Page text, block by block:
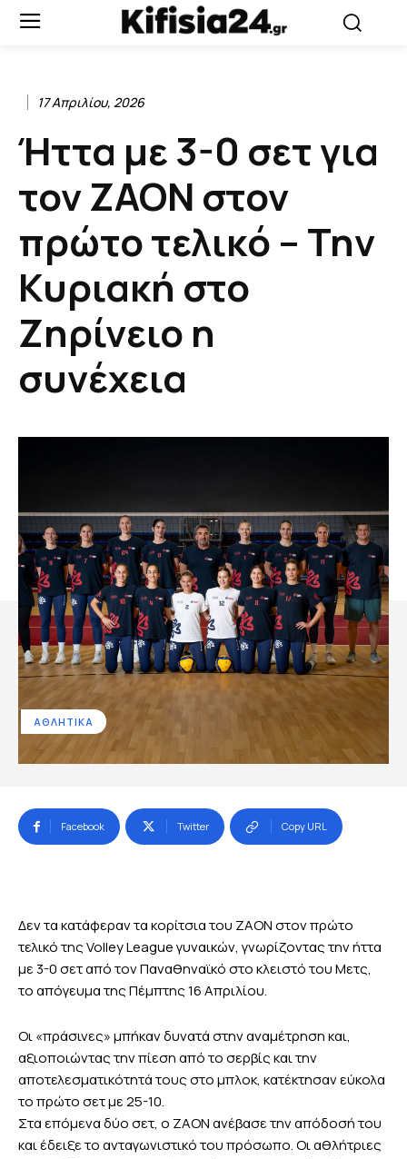
17 Απριλίου, 2026
Ήττα με 3-0 σετ για
τον ΖΑΟΝ στον
πρώτο τελικό – Την
Κυριακή στο
Ζηρίνειο η
συνέχεια
ΑΘΛΗΤΙΚΑ
Facebook Twitter Copy URL
Δεν τα κατάφεραν τα κορίτσια του ΖΑΟΝ στον πρώτο
τελικό της Volley League γυναικών, γνωρίζοντας την ήττα
με 3-0 σετ από τον Παναθηναϊκό στο κλειστό του Μετς,
το απόγευμα της Πέμπτης 16 Απριλίου.
Οι «πράσινες» μπήκαν δυνατά στην αναμέτρηση και,
αξιοποιώντας την πίεση από το σερβίς και την
αποτελεσματικότητά τους στο μπλοκ, κατέκτησαν εύκολα
το πρώτο σετ με 25-10.
Στα επόμενα δύο σετ, ο ΖΑΟΝ ανέβασε την απόδοσή του
και έδειξε το ανταγωνιστικό του πρόσωπο. Οι αθλήτριες